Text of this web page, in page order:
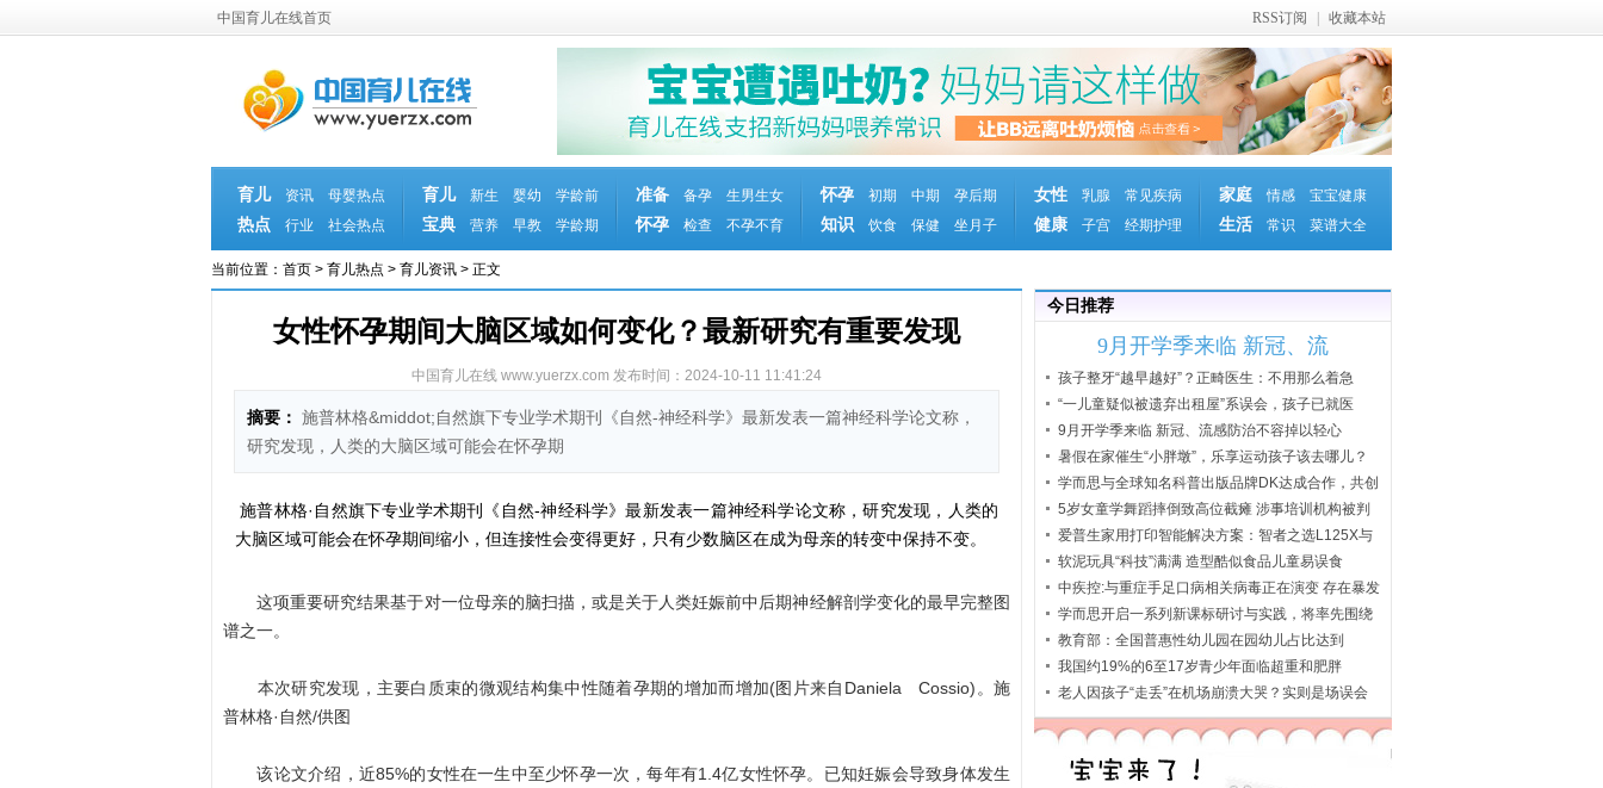
中国育儿在线首页 RSS订阅 收藏本站
育儿
热点
资讯
母婴热点
行业
社会热点
育儿
宝典
新生 婴幼
学龄前
营养
早教 学龄期
准备
怀孕
备孕
生男生女
检查
不孕不育
怀孕
知识
初期 中期
孕后期
饮食
保健 坐月子
女性
健康
乳腺
常见疾病
子宫
经期护理
家庭
生活
情感
宝宝健康
常识
菜谱大全
当前位置： 首页 > 育儿热点 > 育儿资讯 > 正文
女性怀孕期间大脑区域如何变化？最新研究有重要发现
中国育儿在线 www.yuerzx.com 发布时间：2024-10-11 11:41:24
摘要： 施普林格&middot;自然旗下专业学术期刊《自然-神经科学》最新发表一篇神经科学论文称，
研究发现，人类的大脑区域可能会在怀孕期
施普林格·自然旗下专业学术期刊《自然-神经科学》最新发表一篇神经科学论文称，研究发现，人类的
大脑区域可能会在怀孕期间缩小，但连接性会变得更好，只有少数脑区在成为母亲的转变中保持不变。
这项重要研究结果基于对一位母亲的脑扫描，或是关于人类妊娠前中后期神经解剖学变化的最早完整图
谱之一。
本次研究发现，主要白质束的微观结构集中性随着孕期的增加而增加(图片来自Daniela Cossio)。施
普林格·自然/供图
该论文介绍，近85%的女性在一生中至少怀孕一次，每年有1.4亿女性怀孕。已知妊娠会导致身体发生
今日推荐
9月开学季来临 新冠、流
孩子整牙“越早越好”？正畸医生：不用那么着急
“一儿童疑似被遗弃出租屋”系误会，孩子已就医
9月开学季来临 新冠、流感防治不容掉以轻心
暑假在家催生“小胖墩”，乐享运动孩子该去哪儿？
学而思与全球知名科普出版品牌DK达成合作，共创
优
5岁女童学舞蹈摔倒致高位截瘫 涉事培训机构被判
赔
爱普生家用打印智能解决方案：智者之选L125X与
机智
软泥玩具“科技”满满 造型酷似食品儿童易误食
中疾控:与重症手足口病相关病毒正在演变 存在暴发
学而思开启一系列新课标研讨与实践，将率先围绕
新
教育部：全国普惠性幼儿园在园幼儿占比达到
90.8%
我国约19%的6至17岁青少年面临超重和肥胖
老人因孩子“走丢”在机场崩溃大哭？实则是场误会